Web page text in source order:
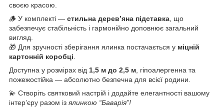
своєю красою.
🪵 У комплекті — стильна дерев’яна підставка , що
забезпечує стабільність і гармонійно доповнює загальний
вигляд.
🎁 Для зручності зберігання ялинка постачається у міцній
картонній коробці
Доступна у розмірах від 1,5 м до 2,5 м , гіпоалергенна та
пожежостійка — абсолютно безпечна для всієї родини.
💫 Створіть святковий настрій і додайте елегантності вашому
інтер’єру разом із ялинкою “Баварія”!